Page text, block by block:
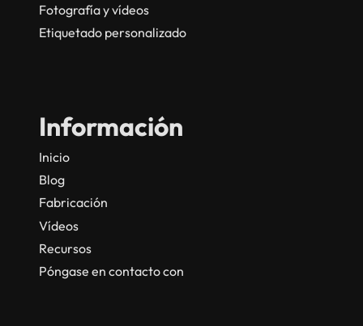
Fotografía y vídeos
Etiquetado personalizado
Información
Inicio
Blog
Fabricación
Vídeos
Recursos
Póngase en contacto con